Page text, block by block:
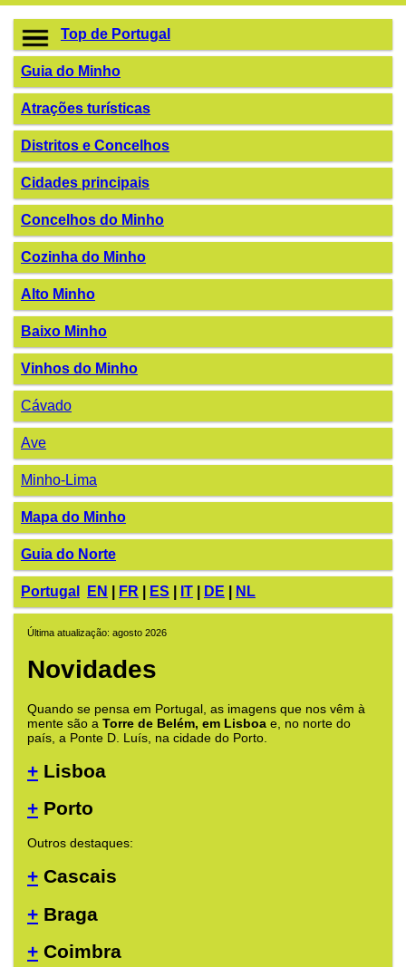
Top de Portugal
Guia do Minho
Atrações turísticas
Distritos e Concelhos
Cidades principais
Concelhos do Minho
Cozinha do Minho
Alto Minho
Baixo Minho
Vinhos do Minho
Cávado
Ave
Minho-Lima
Mapa do Minho
Guia do Norte
Portugal EN FR ES IT DE NL
Última atualização: agosto 2026
Novidades
Quando se pensa em Portugal, as imagens que nos vêm à
mente são a Torre de Belém, em Lisboa e, no norte do
país, a Ponte D. Luís, na cidade do Porto.
+ Lisboa
+ Porto
Outros destaques:
+ Cascais
+ Braga
+ Coimbra